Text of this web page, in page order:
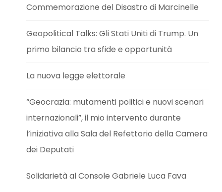
Commemorazione del Disastro di Marcinelle
Geopolitical Talks: Gli Stati Uniti di Trump. Un
primo bilancio tra sfide e opportunità
La nuova legge elettorale
“Geocrazia: mutamenti politici e nuovi scenari
internazionali”, il mio intervento durante
l’iniziativa alla Sala del Refettorio della Camera
dei Deputati
Solidarietà al Console Gabriele Luca Fava